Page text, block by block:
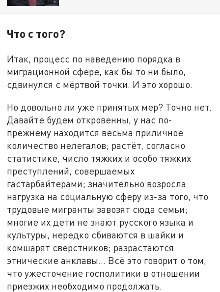
Что с того?
Итак, процесс по наведению порядка в
миграционной сфере, как бы то ни было,
сдвинулся с мёртвой точки. И это хорошо.
Но довольно ли уже принятых мер? Точно нет.
Давайте будем откровенны, у нас по-
прежнему находится весьма приличное
количество нелегалов; растёт, согласно
статистике, число тяжких и особо тяжких
преступлений, совершаемых
гастарбайтерами; значительно возросла
нагрузка на социальную сферу из-за того, что
трудовые мигранты завозят сюда семьи;
многие их дети не знают русского языка и
культуры, нередко сбиваются в шайки и
комшарят сверстников; разрастаются
этнические анклавы... Всё это говорит о том,
что ужесточение госполитики в отношении
приезжих необходимо продолжать.